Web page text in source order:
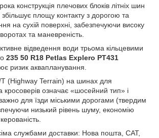
конструкція плечових блоків літніх шин
збільшує площу контакту з дорогою та
на сухій поверхні, забезпечуючи високу
та маневреність.
відведення води трьома кільцевими
235 50 R18 Petlas Explero PT431
ризик аквапланування.
(Highway Terrain) на шинах для
кросоверів означає «шосейний тип» і
для їзди міськими дорогами (твердим
низький рівень шуму, економію
службами доставки: Нова пошта, САТ,